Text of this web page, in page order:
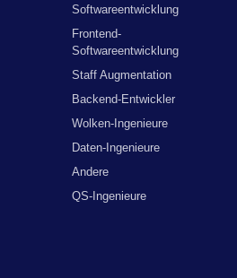
Softwareentwicklung
Frontend-
Softwareentwicklung
Staff Augmentation
Backend-Entwickler
Wolken-Ingenieure
Daten-Ingenieure
Andere
QS-Ingenieure